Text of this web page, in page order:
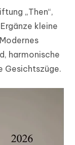
„Then“,
kleine
harmonische
Gesichtszüge.